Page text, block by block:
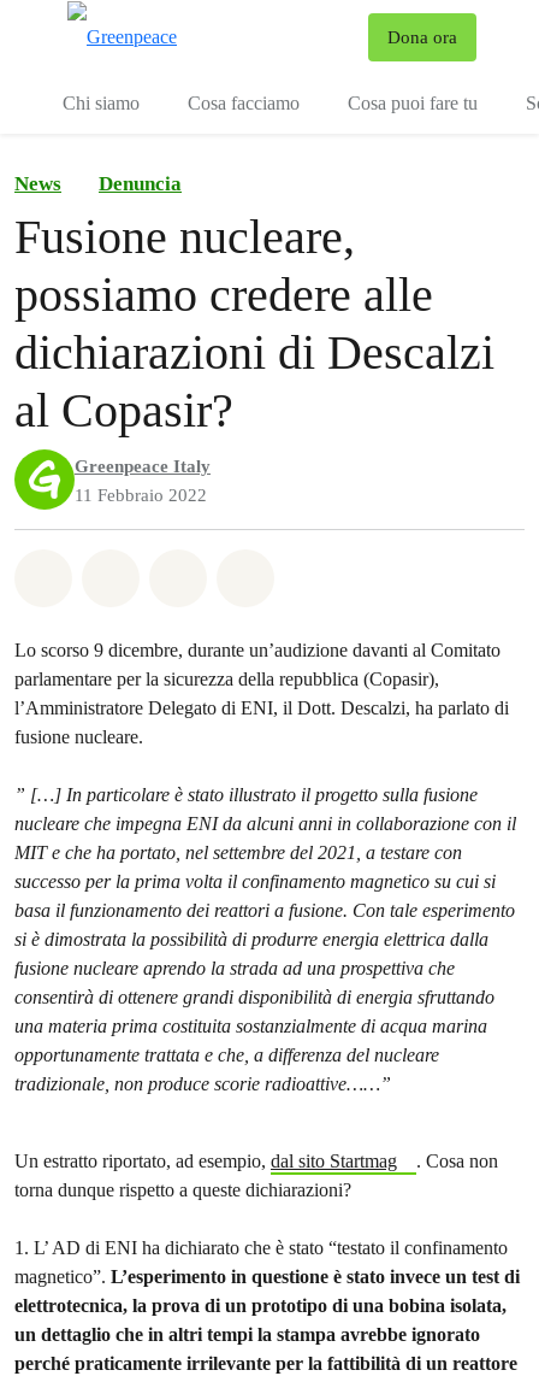
Dona ora
Chi siamo Cosa facciamo Cosa puoi fare tu
News Denuncia
Fusione nucleare,
possiamo credere alle
dichiarazioni di Descalzi
al Copasir?
Greenpeace Italy
11 Febbraio 2022
Lo scorso 9 dicembre, durante un’audizione davanti al Comitato
parlamentare per la sicurezza della repubblica (Copasir),
l’Amministratore Delegato di ENI, il Dott. Descalzi, ha parlato di
fusione nucleare.
” […] In particolare è stato illustrato il progetto sulla fusione
nucleare che impegna ENI da alcuni anni in collaborazione con il
MIT e che ha portato, nel settembre del 2021, a testare con
successo per la prima volta il confinamento magnetico su cui si
basa il funzionamento dei reattori a fusione. Con tale esperimento
si è dimostrata la possibilità di produrre energia elettrica dalla
fusione nucleare aprendo la strada ad una prospettiva che
consentirà di ottenere grandi disponibilità di energia sfruttando
una materia prima costituita sostanzialmente di acqua marina
opportunamente trattata e che, a differenza del nucleare
tradizionale, non produce scorie radioattive……”
Un estratto riportato, ad esempio, dal sito Startmag
. Cosa non
torna dunque rispetto a queste dichiarazioni?
1. L’ AD di ENI ha dichiarato che è stato “testato il confinamento
magnetico”. L’esperimento in questione è stato invece un test di
elettrotecnica, la prova di un prototipo di una bobina isolata,
un dettaglio che in altri tempi la stampa avrebbe ignorato
perché praticamente irrilevante per la fattibilità di un reattore